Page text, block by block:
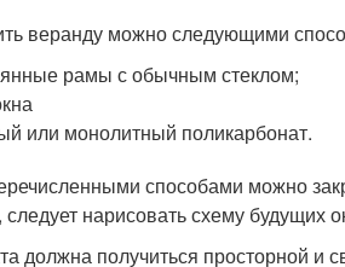
веранду можно следующими
рамы с обычным стеклом;
или монолитный поликарбонат.
способами можно
нарисовать схему будущих
должна получиться просторной и